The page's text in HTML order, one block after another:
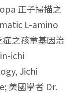
正子掃描之
L-amino
之孩童基因治
ichi
Jichi
美國學者 Dr.